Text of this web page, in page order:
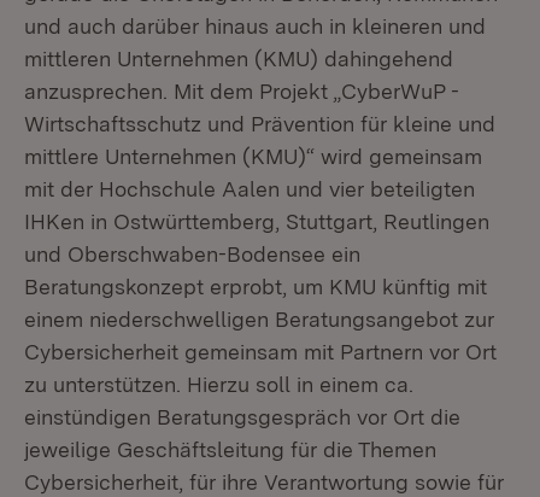
und auch darüber hinaus auch in kleineren und
mittleren Unternehmen (KMU) dahingehend
anzusprechen. Mit dem Projekt „CyberWuP -
Wirtschaftsschutz und Prävention für kleine und
mittlere Unternehmen (KMU)“ wird gemeinsam
mit der Hochschule Aalen und vier beteiligten
IHKen in Ostwürttemberg, Stuttgart, Reutlingen
und Oberschwaben-Bodensee ein
Beratungskonzept erprobt, um KMU künftig mit
einem niederschwelligen Beratungsangebot zur
Cybersicherheit gemeinsam mit Partnern vor Ort
zu unterstützen. Hierzu soll in einem ca.
einstündigen Beratungsgespräch vor Ort die
jeweilige Geschäftsleitung für die Themen
Cybersicherheit, für ihre Verantwortung sowie für